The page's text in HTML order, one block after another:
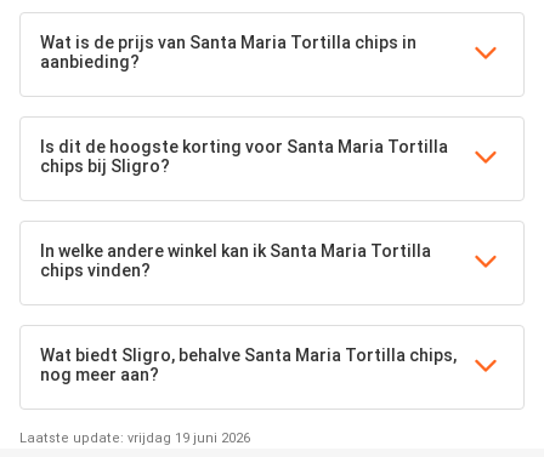
Wat is de prijs van Santa Maria Tortilla chips in
aanbieding?
Is dit de hoogste korting voor Santa Maria Tortilla
chips bij Sligro?
In welke andere winkel kan ik Santa Maria Tortilla
chips vinden?
Wat biedt Sligro, behalve Santa Maria Tortilla chips,
nog meer aan?
Laatste update: vrijdag 19 juni 2026